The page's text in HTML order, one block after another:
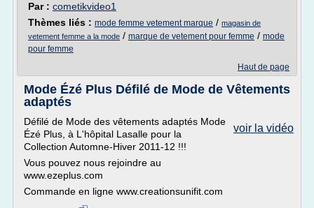
Par : cometikvideo1
Thèmes liés : mode femme vetement marque / magasin de
vetement femme a la mode / marque de vetement pour femme / mode
pour femme
Haut de page
Mode Ézé Plus Défilé de Mode de Vêtements
adaptés
voir la vidéo
Défilé de Mode des vêtements adaptés Mode
Ézé Plus, à L'hôpital Lasalle pour la
Collection Automne-Hiver 2011-12 !!!
Vous pouvez nous rejoindre au
www.ezeplus.com
Commande en ligne www.creationsunifit.com